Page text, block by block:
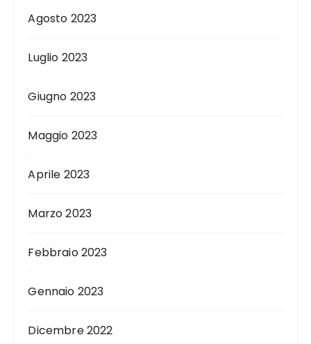
Agosto 2023
Luglio 2023
Giugno 2023
Maggio 2023
Aprile 2023
Marzo 2023
Febbraio 2023
Gennaio 2023
Dicembre 2022